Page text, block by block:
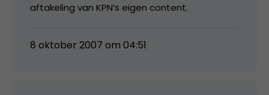
aftakeling van KPN’s eigen content.
8 oktober 2007 om 04:51